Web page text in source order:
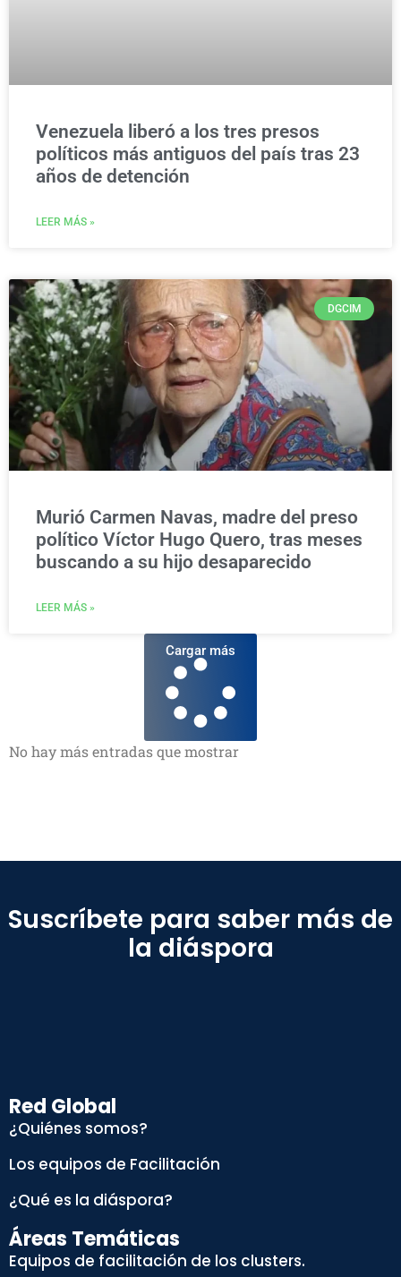
Venezuela liberó a los tres presos
políticos más antiguos del país tras 23
años de detención
LEER MÁS »
DGCIM
Murió Carmen Navas, madre del preso
político Víctor Hugo Quero, tras meses
buscando a su hijo desaparecido
LEER MÁS »
Cargar más
No hay más entradas que mostrar
Suscríbete para saber más de
la diáspora
Red Global
¿Quiénes somos?
Los equipos de Facilitación
¿Qué es la diáspora?
Áreas Temáticas
Equipos de facilitación de los clusters.